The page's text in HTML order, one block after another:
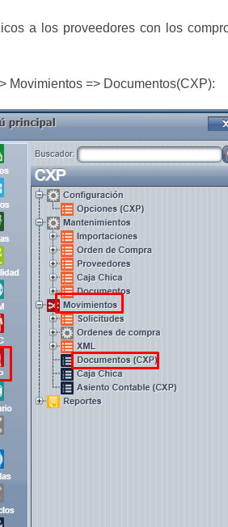
a los proveedores con los
Movimientos => Documentos(CXP):